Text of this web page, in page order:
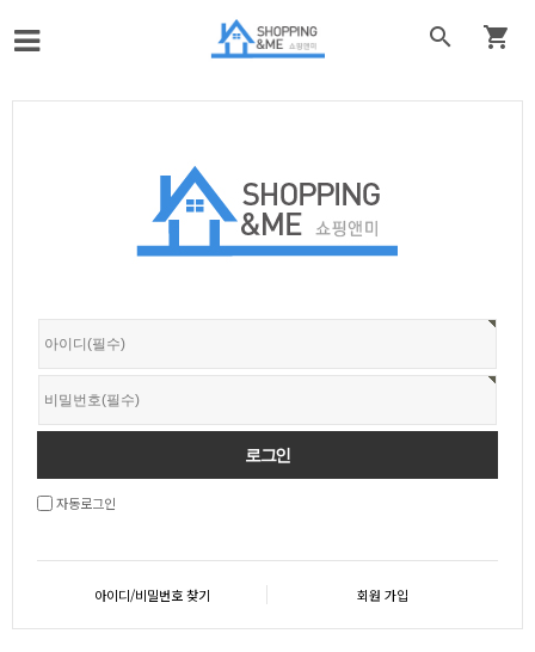
 
자동로그인
아이디/비밀번호 찾기 회원 가입